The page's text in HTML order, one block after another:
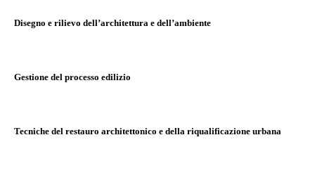
Disegno e rilievo dell’architettura e dell’ambiente
Gestione del processo edilizio
Tecniche del restauro architettonico e della riqualificazione urbana